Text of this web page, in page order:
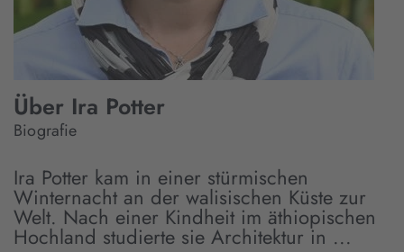
Über Ira Potter
Biografie
Ira Potter kam in einer stürmischen
Winternacht an der walisischen Küste zur
Welt. Nach einer Kindheit im äthiopischen
Hochland studierte sie Architektur in ...